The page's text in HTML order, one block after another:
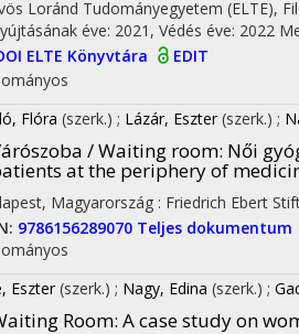
Loránd Tudományegyetem (ELTE),
éve: 2021, Védés éve: 2022
ELTE Könyvtára
EDIT
Flóra (szerk.) ; Lázár, Eszter (szerk.) ;
/ Waiting room: Női
at the periphery of
Magyarország : Friedrich Ebert
9786156289070 Teljes dokumentum
Eszter (szerk.) ; Nagy, Edina (szerk.) ;
Room: A case study on